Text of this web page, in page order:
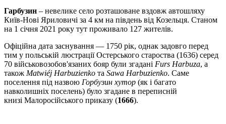
Гарбузин – невелике село розташоване вздовж автошляху
Київ-Нові Яриловичі за 4 км на південь від Козельця. Станом
на 1 січня 2021 року тут проживало 127 жителів.
Офіційна дата заснування — 1750 рік, однак задовго перед
тим у польській люстрації Остерського староства (1636) серед
70 військовозобов'язаних бояр були згадані Furs Harbuza, а
також Matwiéj Harbuzienko та Sawa Harbuzienko. Саме
поселення під назвою Горбузин хутор (як і багато
навколишніх поселень) було згадане в переписній
книзі Малоросійського приказу (1666).